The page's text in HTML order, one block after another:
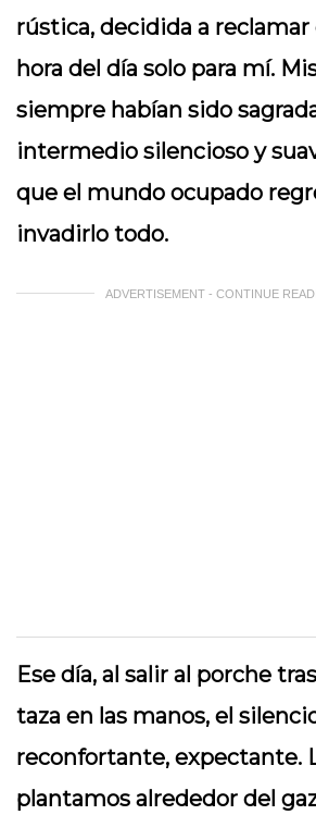
rústica, decidida a reclamar
hora del día solo para mí.
siempre habían sido
intermedio silencioso y
que el mundo ocupado
invadirlo todo.
ADVERTISEMENT - CONTINUE
Ese día, al salir al porche
taza en las manos, el
reconfortante, expectante.
plantamos alrededor del